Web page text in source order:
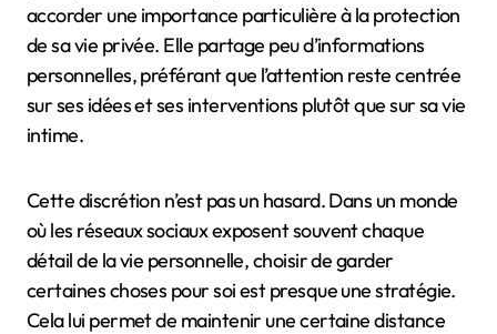
accorder une importance particulière à la protection
de sa vie privée. Elle partage peu d’informations
personnelles, préférant que l’attention reste centrée
sur ses idées et ses interventions plutôt que sur sa vie
intime.
Cette discrétion n’est pas un hasard. Dans un monde
où les réseaux sociaux exposent souvent chaque
détail de la vie personnelle, choisir de garder
certaines choses pour soi est presque une stratégie.
Cela lui permet de maintenir une certaine distance